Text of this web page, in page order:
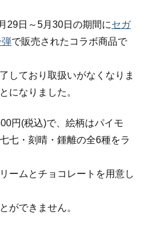
29日～5月30日の期間にセガ
弾で販売されたコラボ商品で
しており取扱いがなくなりま
になりました。
円(税込)で、絵柄はパイモ
七・刻晴・鍾離の全6種をラ
ームとチョコレートを用意し
ができません。